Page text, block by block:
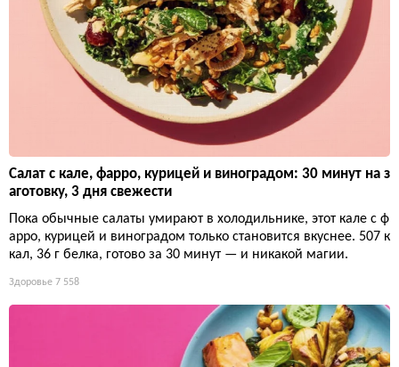
Салат с кале, фарро, курицей и виноградом: 30 минут на з
аготовку, 3 дня свежести
Пока обычные салаты умирают в холодильнике, этот кале с ф
арро, курицей и виноградом только становится вкуснее. 507 к
кал, 36 г белка, готово за 30 минут — и никакой магии.
Здоровье 7 558